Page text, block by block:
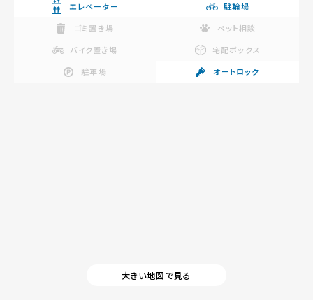
エレベーター
駐輪場
ゴミ置き場
ペット相談
バイク置き場
宅配ボックス
駐車場
オートロック
大きい地図で見る